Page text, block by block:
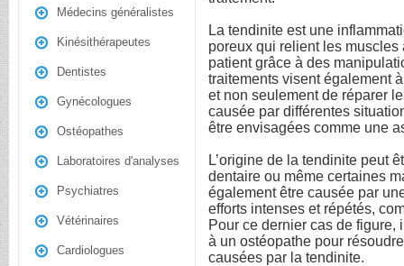
Médecins généralistes
Kinésithérapeutes
Dentistes
Gynécologues
Ostéopathes
Laboratoires d'analyses
Psychiatres
Vétérinaires
Cardiologues
La tendinite est une
poreux qui relient les muscles
patient grâce à des
traitements visent également
et non seulement de réparer
causée par différentes
être envisagées comme une
L’origine de la tendinite peut
dentaire ou même certaines
également être causée par
efforts intenses et répétés,
Pour ce dernier cas de
à un ostéopathe pour
causées par la tendinite.